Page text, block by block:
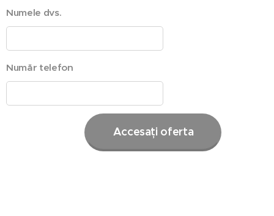
Numele dvs.
Număr telefon
Accesați oferta